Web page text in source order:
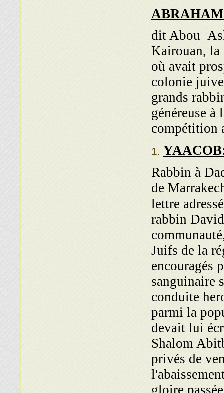
dit Abou
Kairouan, la
où avait
colonie
grands
généreuse à
compétition
Rabbin à
de
lettre
rabbin
Juifs de la
encouragés
sanguinaire
conduite
parmi la
devait lui
Shalom
privés de
gloire